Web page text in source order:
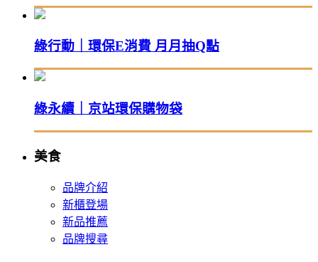
綠行動｜環保E消費 月月抽Q點
綠永續｜京站環保購物袋
美食
品牌介紹
新櫃登場
新品推薦
品牌搜尋